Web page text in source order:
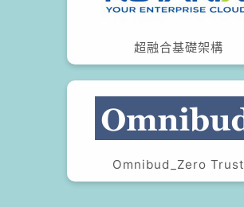
超融合基礎架構
Omnibud_Zero Trust